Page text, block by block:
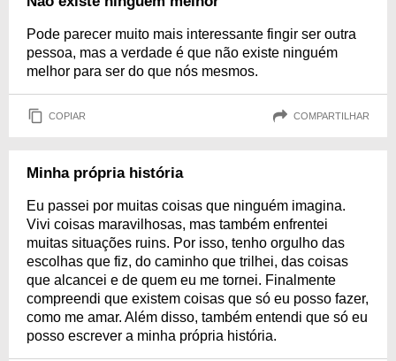
Pode parecer muito mais interessante fingir ser outra
pessoa, mas a verdade é que não existe ninguém
melhor para ser do que nós mesmos.
COPIAR COMPARTILHAR
Minha própria história
Eu passei por muitas coisas que ninguém imagina.
Vivi coisas maravilhosas, mas também enfrentei
muitas situações ruins. Por isso, tenho orgulho das
escolhas que fiz, do caminho que trilhei, das coisas
que alcancei e de quem eu me tornei. Finalmente
compreendi que existem coisas que só eu posso fazer,
como me amar. Além disso, também entendi que só eu
posso escrever a minha própria história.